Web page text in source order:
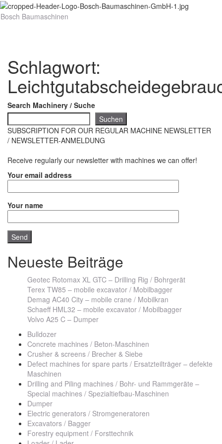
Bosch Baumaschinen
Schlagwort:
Search Machinery / Suche
Suchen
SUBSCRIPTION FOR OUR REGULAR MACHINE NEWSLETTER
/ NEWSLETTER-ANMELDUNG
Receive regularly our newsletter with machines we can offer!
Your email address
Your name
Neueste Beiträge
Geotec Rotomax XL GTC – Drilling Rig / Bohrgerät
Terex TW85 – mobile excavator / Mobilbagger
Demag AC40 City – mobile crane / Mobilkran
Schaeff HML32 – mobile excavator / Mobilbagger
Volvo A25 C – Dumper
Bulldozer
Concrete machines / Beton-Maschinen
Crusher & screens / Brecher & Siebe
Defect machines for spare parts / Ersatzteilträger – defekte
Maschinen
Drilling and Piling machines / Bohr- und Rammgeräte –
Special machines / Spezialtiefbau-Maschinen
Dumper
Electric generators / Stromgeneratoren
Excavators / Bagger
Forestry equipment / Forsttechnik